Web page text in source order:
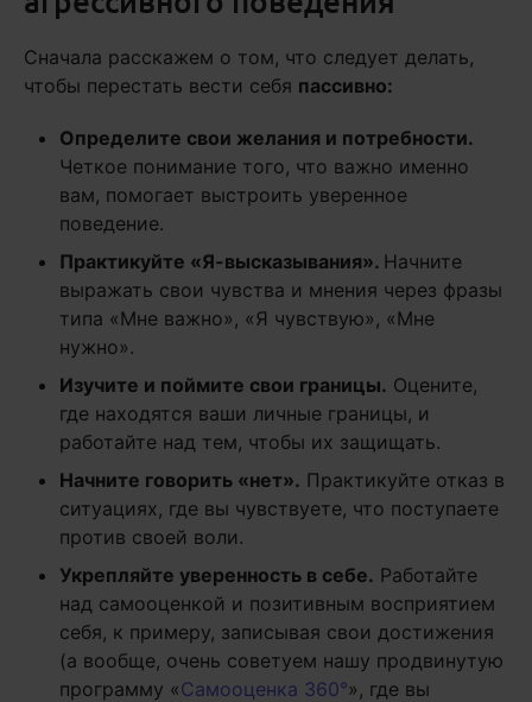
Сначала расскажем о том, что следует делать,
чтобы перестать вести себя пассивно:
Определите свои желания и потребности.
Четкое понимание того, что важно именно
вам, помогает выстроить уверенное
поведение.
Практикуйте «Я-высказывания». Начните
выражать свои чувства и мнения через фразы
типа «Мне важно», «Я чувствую», «Мне
нужно».
Изучите и поймите свои границы. Оцените,
где находятся ваши личные границы, и
работайте над тем, чтобы их защищать.
Начните говорить «нет». Практикуйте отказ в
ситуациях, где вы чувствуете, что поступаете
против своей воли.
Укрепляйте уверенность в себе. Работайте
над самооценкой и позитивным восприятием
себя, к примеру, записывая свои достижения
(а вообще, очень советуем нашу продвинутую
программу «Самооценка 360°», где вы